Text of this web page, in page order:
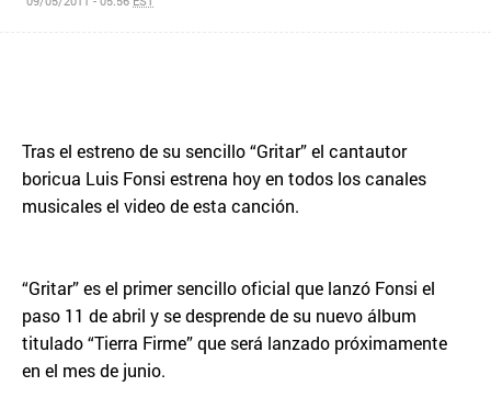
Tras el estreno de su sencillo “Gritar” el cantautor
boricua Luis Fonsi estrena hoy en todos los canales
musicales el video de esta canción.
“Gritar” es el primer sencillo oficial que lanzó Fonsi el
paso 11 de abril y se desprende de su nuevo álbum
titulado “Tierra Firme” que será lanzado próximamente
en el mes de junio.